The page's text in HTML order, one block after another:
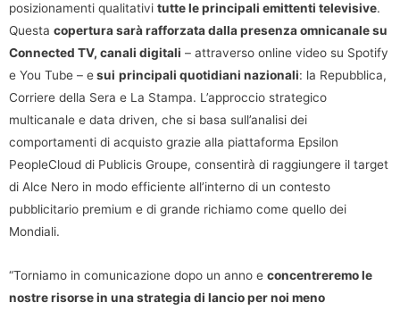
posizionamenti qualitativi tutte le principali emittenti televisive.
Questa copertura sarà rafforzata dalla presenza omnicanale su
Connected TV, canali digitali – attraverso online video su Spotify
e You Tube – esui principali quotidiani nazionali: la Repubblica,
Corriere della Sera e La Stampa. L’approccio strategico
multicanale e data driven, che si basa sull’analisi dei
comportamenti di acquisto grazie alla piattaforma Epsilon
PeopleCloud di Publicis Groupe, consentirà di raggiungere il target
di Alce Nero in modo efficiente all’interno di un contesto
pubblicitario premium e di grande richiamo come quello dei
Mondiali.
“Torniamo in comunicazione dopo un anno e concentreremo le
nostre risorse in una strategia di lancio per noi meno